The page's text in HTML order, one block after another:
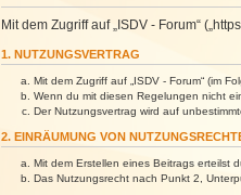
Mit dem Zugriff auf „ISDV - Forum“
1. NUTZUNGSVERTRAG
Mit dem Zugriff auf „ISDV - Forum“ (im
Wenn du mit diesen Regelungen nicht
Der Nutzungsvertrag wird auf
2. EINRÄUMUNG VON
Mit dem Erstellen eines Beitrags erteilst
Das Nutzungsrecht nach Punkt 2,